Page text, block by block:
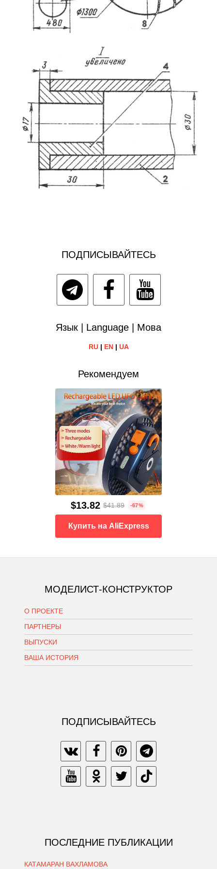
ПОДПИСЫВАЙТЕСЬ
Язык | Language | Мова
RU| EN| UA
Рекомендуем
$13.82 $41.89 -67%
Купить на AliExpress
МОДЕЛИСТ-КОНСТРУКТОР
О ПРОЕКТЕ
ПАРТНЕРЫ
ВЫПУСКИ
ВАША ИСТОРИЯ
ПОДПИСЫВАЙТЕСЬ
ПОСЛЕДНИЕ ПУБЛИКАЦИИ
КАТАМАРАН ВАХЛАМОВА